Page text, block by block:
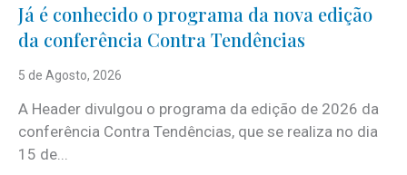
Já é conhecido o programa da nova edição
da conferência Contra Tendências
5 de Agosto, 2026
A Header divulgou o programa da edição de 2026 da
conferência Contra Tendências, que se realiza no dia
15 de...